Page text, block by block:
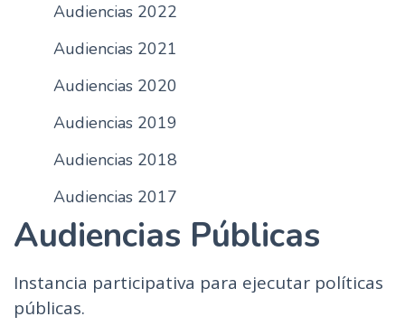
Audiencias 2022
Audiencias 2021
Audiencias 2020
Audiencias 2019
Audiencias 2018
Audiencias 2017
Audiencias Públicas
Instancia participativa para ejecutar políticas
públicas.